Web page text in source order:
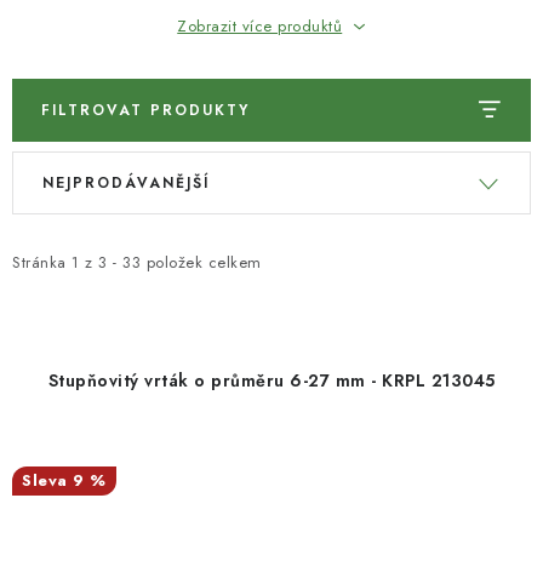
POTŘEBUJI DOBRÝ STROJ
KONTAKTY
Moje objednávka
Zobrazit více produktů
FILTROVAT PRODUKTY
V
i
u
k
Stránka 1 z 3 - 33 položek celkem
Ř
e
d
u
NEJPRODÁVANĚJŠÍ
Stupňovitý vrták o průměru 6-27 mm - KRPL 213045
9 %